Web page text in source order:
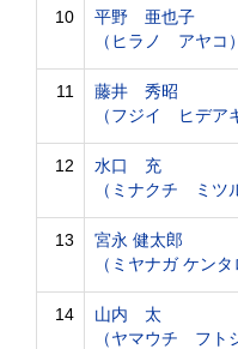
10
平野 亜也子
（ヒラノ アヤコ）
11
藤井 秀昭
（フジイ ヒデア
12
水口 充
（ミナクチ ミツ
13
宮永 健太郎
（ミヤナガ ケンタ
14
山内 太
（ヤマウチ フト